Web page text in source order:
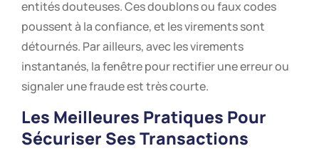
entités douteuses. Ces doublons ou faux codes
poussent à la confiance, et les virements sont
détournés. Par ailleurs, avec les virements
instantanés, la fenêtre pour rectifier une erreur ou
signaler une fraude est très courte.
Les Meilleures Pratiques Pour
Sécuriser Ses Transactions